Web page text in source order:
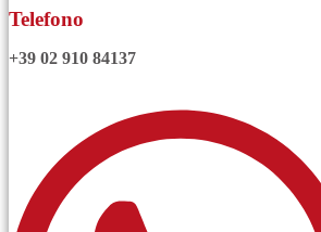
Telefono
+39 02 910 84137